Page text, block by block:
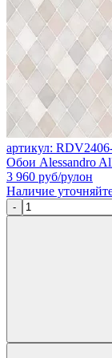
артикул:
Обои Alessandro
3 960 руб/рулон
Наличие
-